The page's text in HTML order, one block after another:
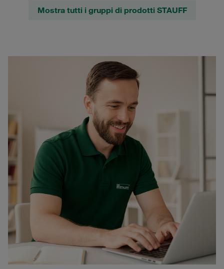
Mostra tutti i gruppi di prodotti STAUFF